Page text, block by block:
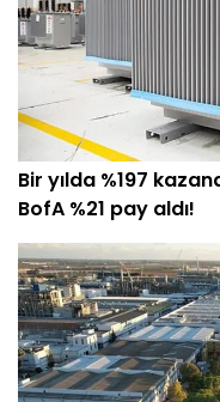
Bir yılda %197
BofA %21 pay aldı!